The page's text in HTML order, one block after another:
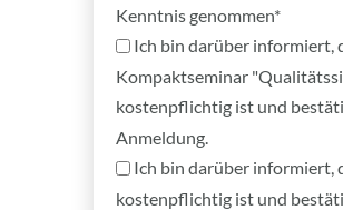
Kenntnis genommen*
Ich bin darüber informiert,
Kompaktseminar
kostenpflichtig ist und
Anmeldung.
Ich bin darüber informiert,
kostenpflichtig ist und